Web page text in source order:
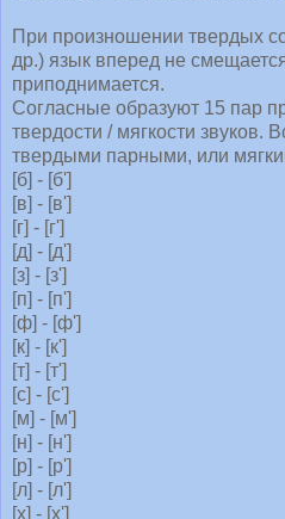
При произношении твердых
др.) язык вперед не
приподнимается.
Согласные образуют 15 пар
твердости / мягкости звуков.
твердыми парными, или
[б] - [б']
[в] - [в']
[г] - [г']
[д] - [д']
[з] - [з']
[п] - [п']
[ф] - [ф']
[к] - [к']
[т] - [т']
[с] - [с']
[м] - [м']
[н] - [н']
[р] - [р']
[л] - [л']
[х] - [х']